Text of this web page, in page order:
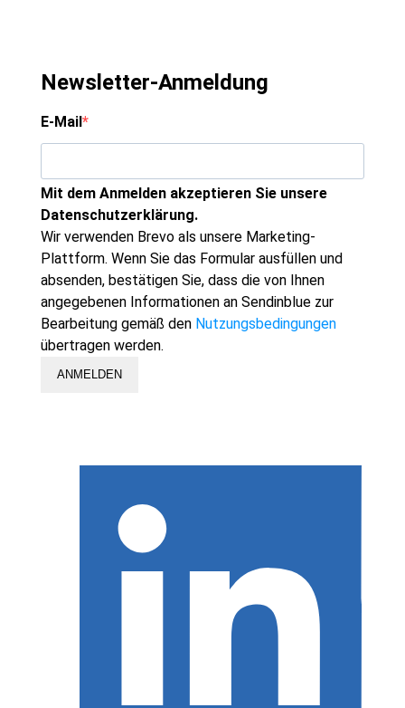
Newsletter-Anmeldung
E-Mail
Mit dem Anmelden akzeptieren Sie unsere
Datenschutzerklärung.
Wir verwenden Brevo als unsere Marketing-
Plattform. Wenn Sie das Formular ausfüllen und
absenden, bestätigen Sie, dass die von Ihnen
angegebenen Informationen an Sendinblue zur
Bearbeitung gemäß den Nutzungsbedingungen
übertragen werden.
ANMELDEN